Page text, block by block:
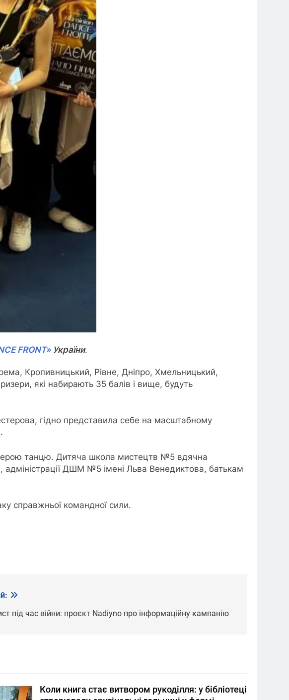
FRONT»України.
Кропивницький, Рівне, Дніпро, Хмельницький,
які набирають 35 балів і вище, будуть
гідно представила себе на масштабному
танцю. Дитяча школа мистецтв №5 вдячна
ДШМ №5 імені Льва Венедиктова, батькам
справжньої командної сили.
під час війни: проєкт Nadiyno про інформаційну кампанію
Коли книга стає витвором рукоділля: у бібліотеці